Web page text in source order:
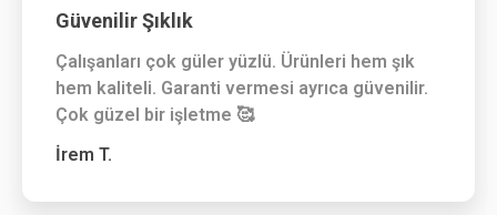
Güvenilir Şıklık
Çalışanları çok güler yüzlü. Ürünleri hem şık
hem kaliteli. Garanti vermesi ayrıca güvenilir.
Çok güzel bir işletme 🥰
İrem T.